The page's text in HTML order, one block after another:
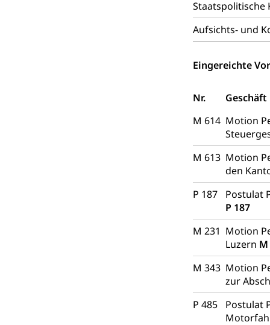
Staatspolitische
Aufsichts- und
Eingereichte
Nr. Geschäft
M 614 Motion
M 613 Motion
den
P 187
Postulat
P 187
M 231 Motion
Luzern M
M 343 Motion
zur
P 485
Postulat
Grundbuch
Grundbuch
Luft und Klima
Luftreinhaltung,
Raumplanung
Raumplan,